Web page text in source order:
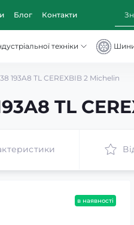
Блог Контакти
техніки
Шини
193A8 TL CEREXBIB 2 Michelin
TL
в наявності